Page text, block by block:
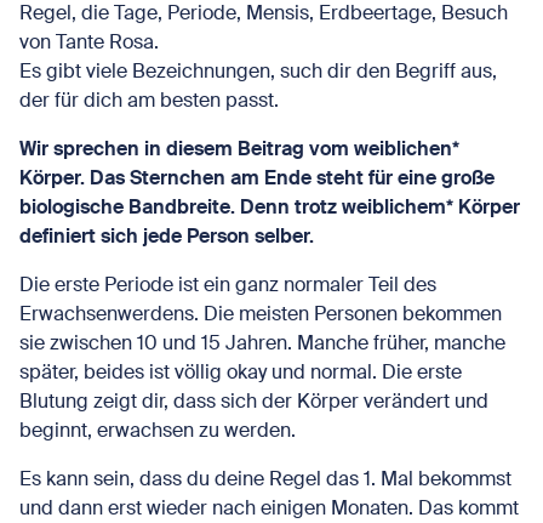
Regel, die Tage, Periode, Mensis, Erdbeertage, Besuch
von Tante Rosa.
Es gibt viele Bezeichnungen, such dir den Begriff aus,
der für dich am besten passt.
Wir sprechen in diesem Beitrag vom weiblichen*
Körper. Das Sternchen am Ende steht für eine große
biologische Bandbreite. Denn trotz weiblichem* Körper
definiert sich jede Person selber.
Die erste Periode ist ein ganz normaler Teil des
Erwachsenwerdens. Die meisten Personen bekommen
sie zwischen 10 und 15 Jahren. Manche früher, manche
später, beides ist völlig okay und normal. Die erste
Blutung zeigt dir, dass sich der Körper verändert und
beginnt, erwachsen zu werden.
Es kann sein, dass du deine Regel das 1. Mal bekommst
und dann erst wieder nach einigen Monaten. Das kommt